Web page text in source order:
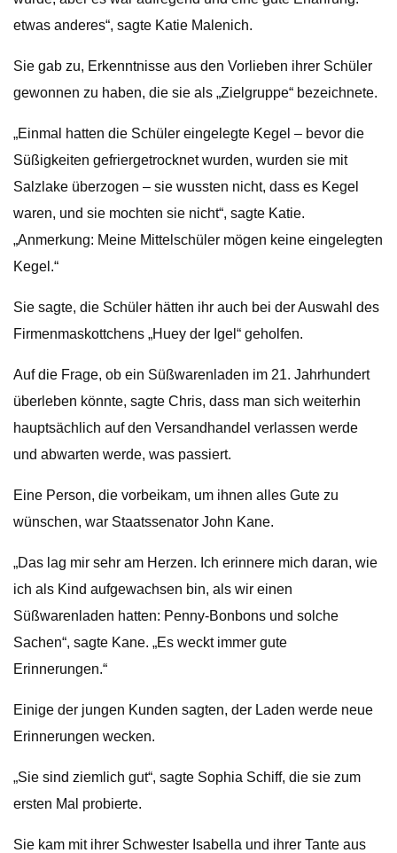
etwas anderes“, sagte Katie Malenich.
Sie gab zu, Erkenntnisse aus den Vorlieben ihrer Schüler
gewonnen zu haben, die sie als „Zielgruppe“ bezeichnete.
„Einmal hatten die Schüler eingelegte Kegel – bevor die
Süßigkeiten gefriergetrocknet wurden, wurden sie mit
Salzlake überzogen – sie wussten nicht, dass es Kegel
waren, und sie mochten sie nicht“, sagte Katie.
„Anmerkung: Meine Mittelschüler mögen keine eingelegten
Kegel.“
Sie sagte, die Schüler hätten ihr auch bei der Auswahl des
Firmenmaskottchens „Huey der Igel“ geholfen.
Auf die Frage, ob ein Süßwarenladen im 21. Jahrhundert
überleben könnte, sagte Chris, dass man sich weiterhin
hauptsächlich auf den Versandhandel verlassen werde
und abwarten werde, was passiert.
Eine Person, die vorbeikam, um ihnen alles Gute zu
wünschen, war Staatssenator John Kane.
„Das lag mir sehr am Herzen. Ich erinnere mich daran, wie
ich als Kind aufgewachsen bin, als wir einen
Süßwarenladen hatten: Penny-Bonbons und solche
Sachen“, sagte Kane. „Es weckt immer gute
Erinnerungen.“
Einige der jungen Kunden sagten, der Laden werde neue
Erinnerungen wecken.
„Sie sind ziemlich gut“, sagte Sophia Schiff, die sie zum
ersten Mal probierte.
Sie kam mit ihrer Schwester Isabella und ihrer Tante aus